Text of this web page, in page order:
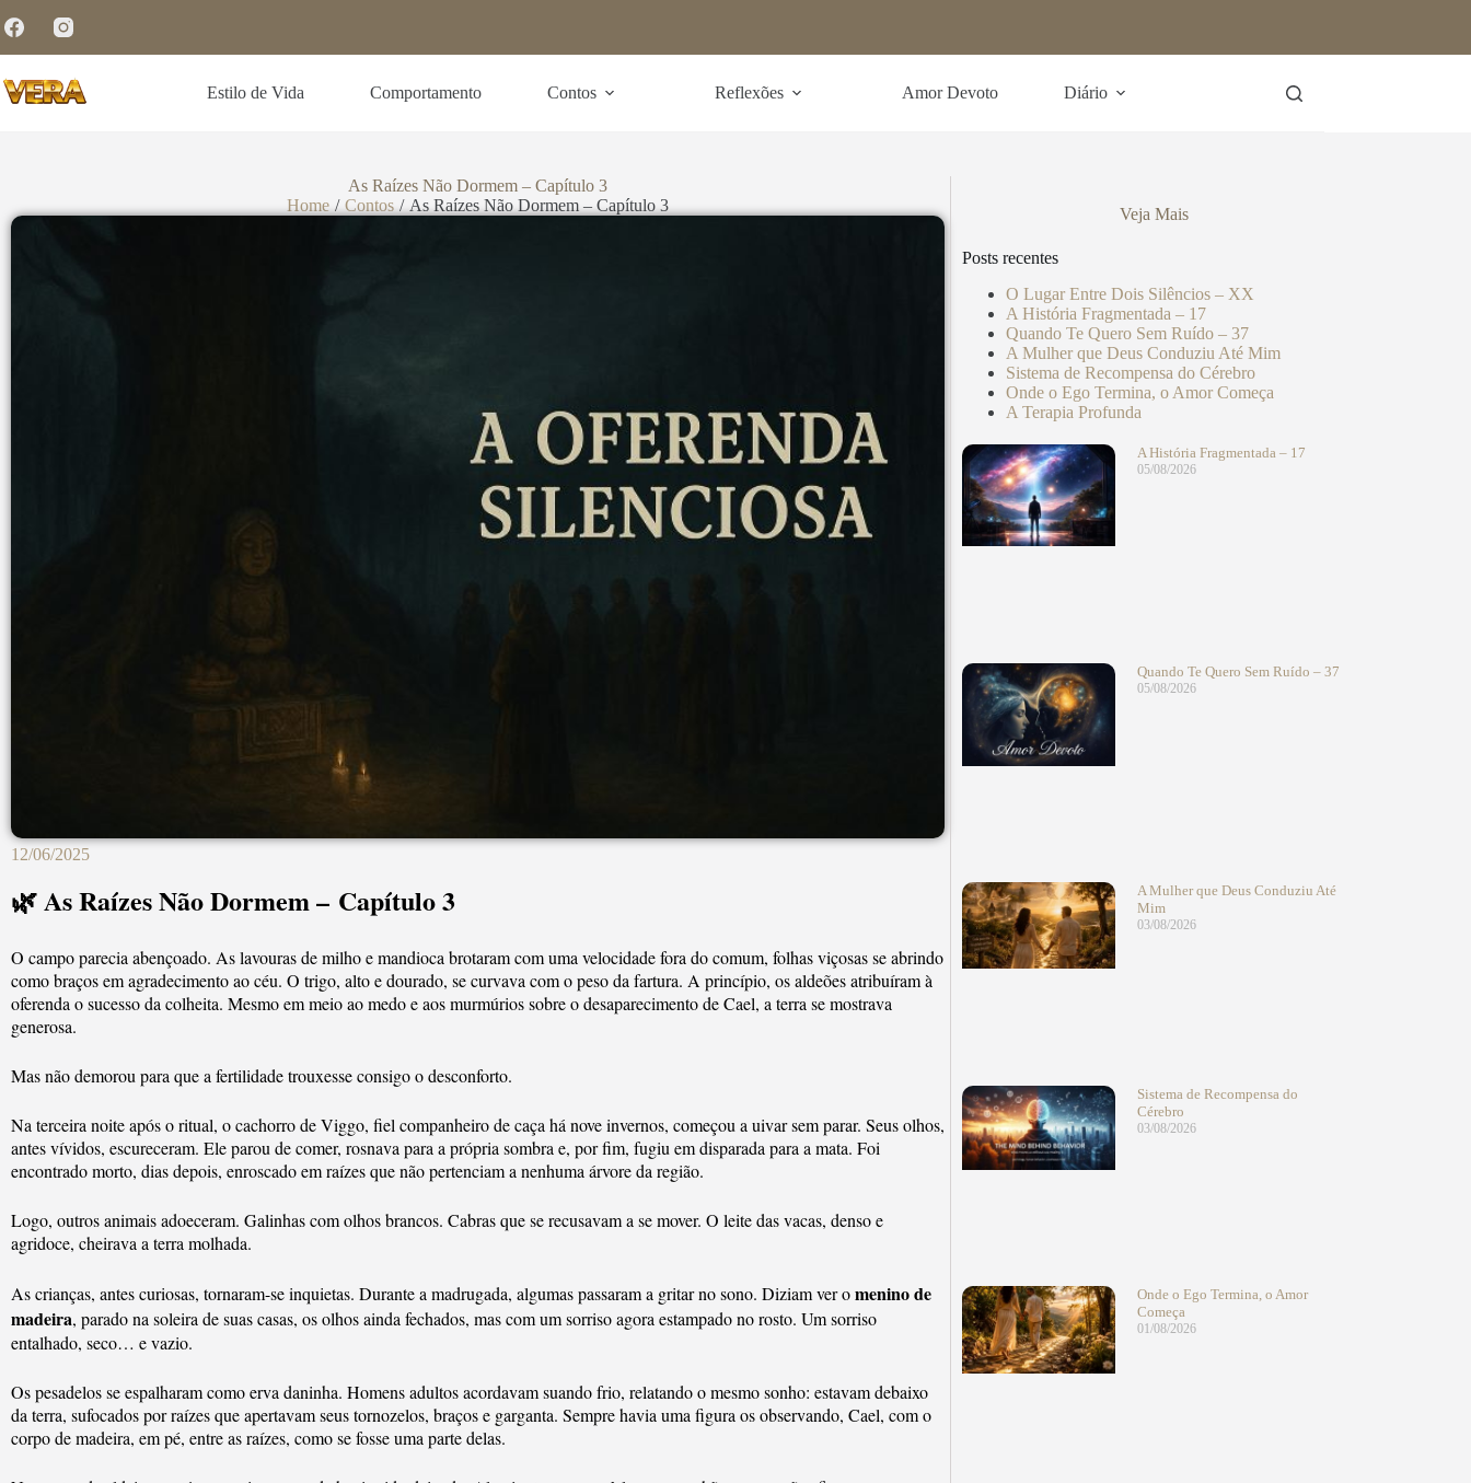
Estilo de Vida Comportamento Contos Reflexões Amor Devoto Diário
As Raízes Não Dormem – Capítulo 3
Home / Contos / As Raízes Não Dormem – Capítulo 3
12/06/2025
🌿 As Raízes Não Dormem – Capítulo 3
O campo parecia abençoado. As lavouras de milho e mandioca brotaram com uma velocidade fora do comum, folhas viçosas se abrindo
como braços em agradecimento ao céu. O trigo, alto e dourado, se curvava com o peso da fartura. A princípio, os aldeões atribuíram à
oferenda o sucesso da colheita. Mesmo em meio ao medo e aos murmúrios sobre o desaparecimento de Cael, a terra se mostrava
generosa.
Mas não demorou para que a fertilidade trouxesse consigo o desconforto.
Na terceira noite após o ritual, o cachorro de Viggo, fiel companheiro de caça há nove invernos, começou a uivar sem parar. Seus olhos,
antes vívidos, escureceram. Ele parou de comer, rosnava para a própria sombra e, por fim, fugiu em disparada para a mata. Foi
encontrado morto, dias depois, enroscado em raízes que não pertenciam a nenhuma árvore da região.
Logo, outros animais adoeceram. Galinhas com olhos brancos. Cabras que se recusavam a se mover. O leite das vacas, denso e
agridoce, cheirava a terra molhada.
As crianças, antes curiosas, tornaram-se inquietas. Durante a madrugada, algumas passaram a gritar no sono. Diziam ver omenino de
madeira, parado na soleira de suas casas, os olhos ainda fechados, mas com um sorriso agora estampado no rosto. Um sorriso
entalhado, seco… e vazio.
Os pesadelos se espalharam como erva daninha. Homens adultos acordavam suando frio, relatando o mesmo sonho: estavam debaixo
da terra, sufocados por raízes que apertavam seus tornozelos, braços e garganta. Sempre havia uma figura os observando, Cael, com o
corpo de madeira, em pé, entre as raízes, como se fosse uma parte delas.
Veja Mais
Posts recentes
O Lugar Entre Dois Silêncios – XX
A História Fragmentada – 17
Quando Te Quero Sem Ruído – 37
A Mulher que Deus Conduziu Até Mim
Sistema de Recompensa do Cérebro
Onde o Ego Termina, o Amor Começa
A Terapia Profunda
A História Fragmentada – 17
05/08/2026
Quando Te Quero Sem Ruído – 37
05/08/2026
A Mulher que Deus Conduziu Até
Mim
03/08/2026
Sistema de Recompensa do
Cérebro
03/08/2026
Onde o Ego Termina, o Amor
Começa
01/08/2026